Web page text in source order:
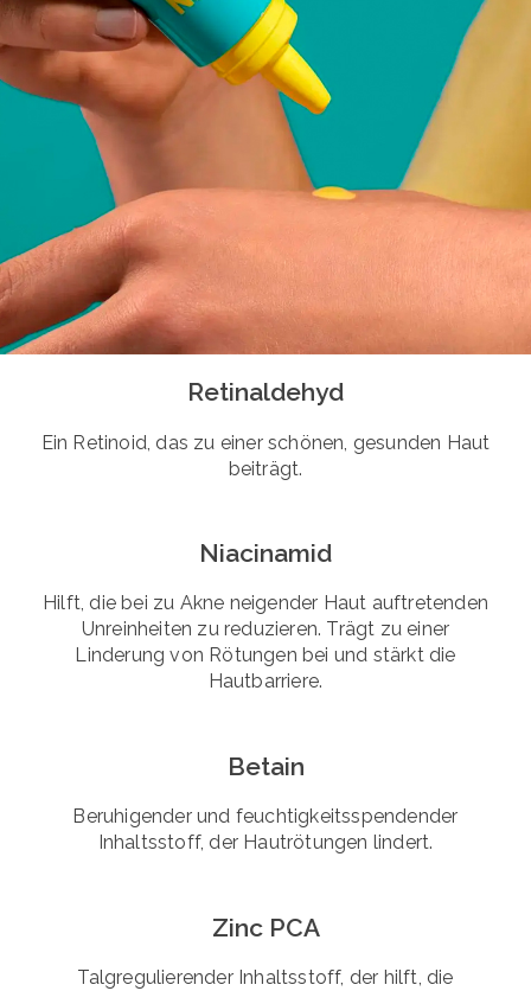
Retinaldehyd
Ein Retinoid, das zu einer schönen, gesunden Haut
beiträgt.
Niacinamid
Hilft, die bei zu Akne neigender Haut auftretenden
Unreinheiten zu reduzieren. Trägt zu einer
Linderung von Rötungen bei und stärkt die
Hautbarriere.
Betain
Beruhigender und feuchtigkeitsspendender
Inhaltsstoff, der Hautrötungen lindert.
Zinc PCA
Talgregulierender Inhaltsstoff, der hilft, die